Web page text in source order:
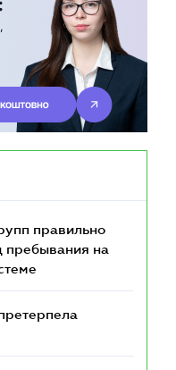
правильно
пребывания на